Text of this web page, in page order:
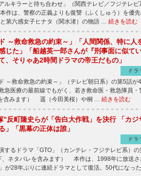
ルキラーと待ち合わせ」（関西テレビ／フジテレビ
は、警察の正義よりも復讐（ふくしゅう）を優
第六感女子ヒナタ（関水渚）の物語 … 続きを読む
～救命救急の約束～」「人間関係、特に人
じた」「船越英一郎さんが『刑事面に似て
、そりゃあ2時間ドラマの帝王だもの」
ドラ
～救命救急の約束～」（テレビ朝日系）の第5話が4
急医療の最前線でもがく、若き救命医・救急隊員・
含みます） 遥（今田美桜）や桐 … 続きを読む
”反町隆史らが「告白大作戦」を決行 「カ
」「黒幕の正体は誰」
ドラ
するドラマ「GTO」（カンテレ・フジテレビ系）
、ネタバレを含みます） 本作は、1998年に放送さ
が28年ぶりに連続ドラマとして復活。50代になっ